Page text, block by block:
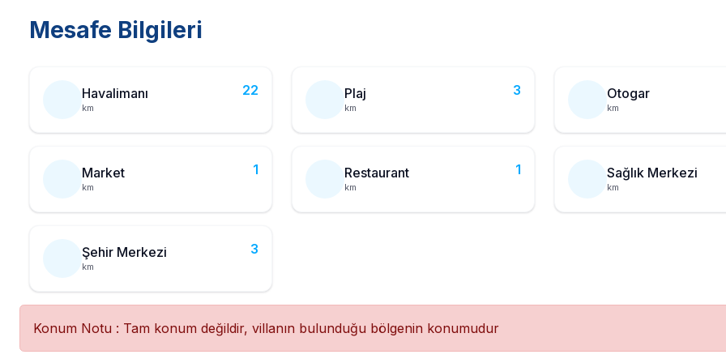
Mesafe Bilgileri
Havalimanı
km
22 Plaj
km
3 Otogar
km
Market
km
1 Restaurant
km
1 Sağlık Merkezi
km
Şehir Merkezi
km
3
Konum Notu : Tam konum değildir, villanın bulunduğu bölgenin konumudur